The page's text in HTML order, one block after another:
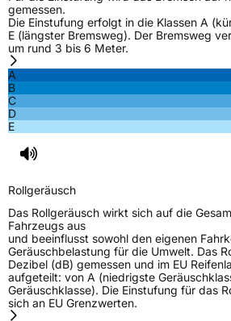
gemessen.
Die Einstufung erfolgt in die Klassen A
E (längster Bremsweg). Der Bremsweg
um rund 3 bis 6 Meter.
A
B
C
D
E
Rollgeräusch
Das Rollgeräusch wirkt sich auf die
Fahrzeugs aus
und beeinflusst sowohl den eigenen
Geräuschbelastung für die Umwelt. Das
Dezibel (dB) gemessen und im EU
aufgeteilt: von A (niedrigste
Geräuschklasse). Die Einstufung für das
sich an EU Grenzwerten.